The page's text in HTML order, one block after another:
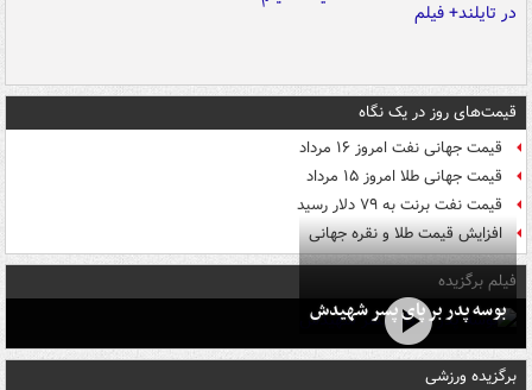
قیمت‌های روز در یک نگاه
قیمت جهانی نفت امروز ۱۶ مرداد
قیمت جهانی طلا امروز ۱۵ مرداد
قیمت نفت برنت به ۷۹ دلار رسید
افزایش قیمت طلا و نقره جهانی
فیلم برگزیده
بوسه‌ پدر بر پای پسر شهیدش
برگزیده ورزشی